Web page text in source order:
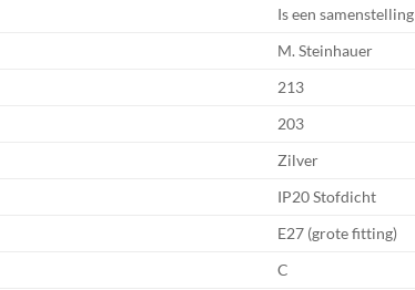
Is een samenstelling
M. Steinhauer
213
203
Zilver
IP20 Stofdicht
E27 (grote fitting)
C